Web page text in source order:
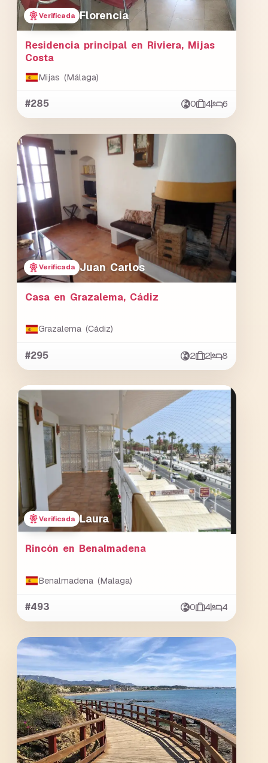
Verificada Florencia
Residencia principal en Riviera, Mijas
Costa
Mijas (Málaga)
#285 0 4 6
Verificada Juan Carlos
Casa en Grazalema, Cádiz
Grazalema (Cádiz)
#295 2 2 8
Verificada Laura
Rincón en Benalmadena
Benalmadena (Malaga)
#493 0 4 4